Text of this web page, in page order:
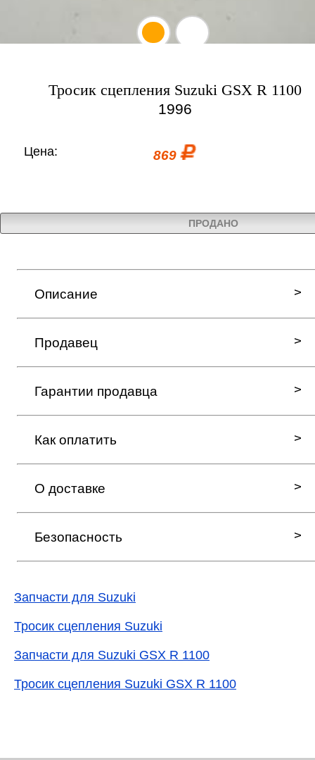
Тросик сцепления Suzuki GSX R 1100
1996
Цена: 869
ПРОДАНО
Описание
Продавец
Гарантии продавца
Как оплатить
О доставке
Безопасность
Запчасти для Suzuki
Тросик сцепления Suzuki
Запчасти для Suzuki GSX R 1100
Тросик сцепления Suzuki GSX R 1100